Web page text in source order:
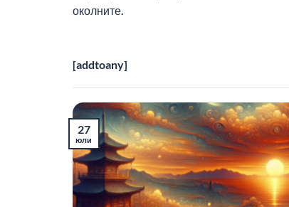
околните.
[addtoany]
27
юли